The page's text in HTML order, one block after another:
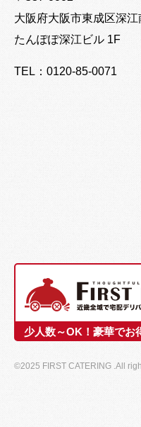
大阪府大阪市東成区深江
たんぽぽ深江ビル 1F
TEL：0120-85-0071
少人数～OK！豪華でお
©2025 FIRST CATERING .All